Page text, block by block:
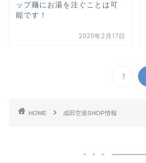
ップ麺にお湯を注ぐことは可
能です！
2020年2月17日
1
HOME 成田空港SHOP情報